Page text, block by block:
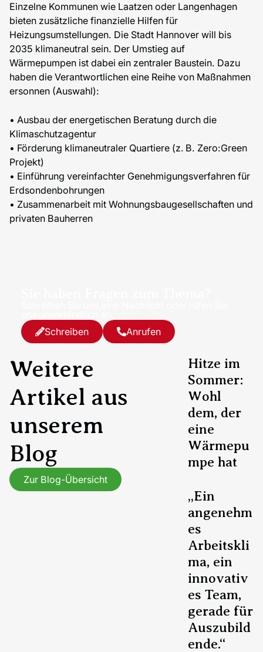
Einzelne Kommunen wie Laatzen oder Langenhagen
bieten zusätzliche finanzielle Hilfen für
Heizungsumstellungen. Die Stadt Hannover will bis
2035 klimaneutral sein. Der Umstieg auf
Wärmepumpen ist dabei ein zentraler Baustein. Dazu
haben die Verantwortlichen eine Reihe von Maßnahmen
ersonnen (Auswahl):
• Ausbau der energetischen Beratung durch die
Klimaschutzagentur
• Förderung klimaneutraler Quartiere (z. B. Zero:Green
Projekt)
• Einführung vereinfachter Genehmigungsverfahren für
Erdsondenbohrungen
• Zusammenarbeit mit Wohnungsbaugesellschaften und
privaten Bauherren
Schreiben
Anrufen
Weitere
Artikel aus
unserem
Blog
Zur Blog-Übersicht
Hitze im
Sommer:
Wohl
dem, der
eine
Wärmepu
mpe hat
„Ein
angenehm
es
Arbeitskli
ma, ein
innovativ
es Team,
gerade für
Auszubild
ende.“